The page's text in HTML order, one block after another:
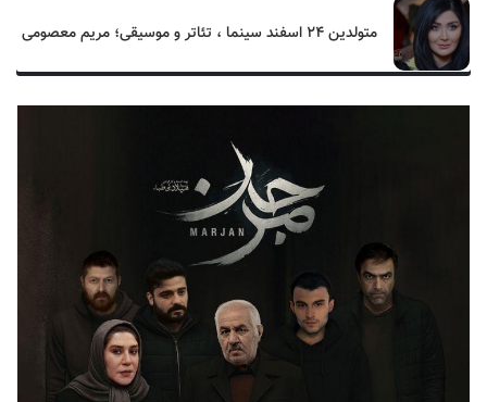
متولدین ۲۴ اسفند سینما ، تئاتر و موسیقی؛ مریم معصومی